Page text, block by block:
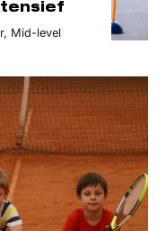
, Mid-level